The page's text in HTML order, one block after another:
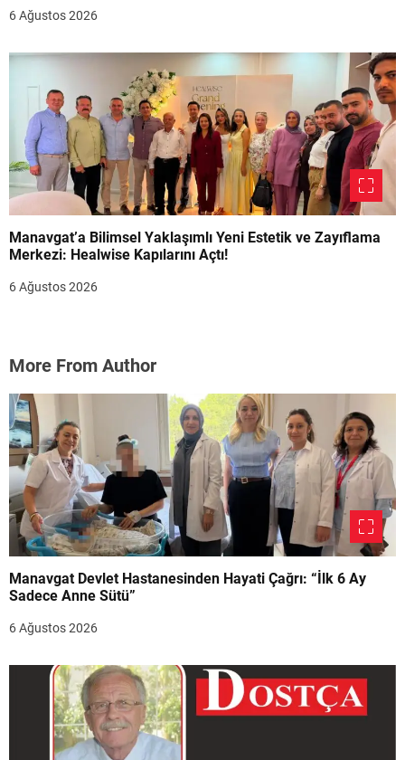
6 Ağustos 2026
Manavgat’a Bilimsel Yaklaşımlı Yeni Estetik ve Zayıflama
Merkezi: Healwise Kapılarını Açtı!
6 Ağustos 2026
More From Author
Manavgat Devlet Hastanesinden Hayati Çağrı: “İlk 6 Ay
Sadece Anne Sütü”
6 Ağustos 2026